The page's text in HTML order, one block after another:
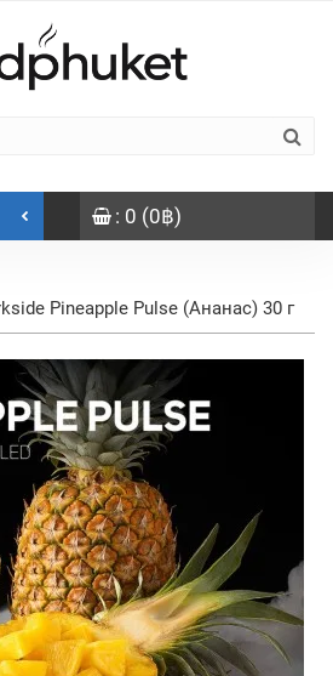
: 0 (0฿)
Pineapple Pulse (Ананас) 30 г